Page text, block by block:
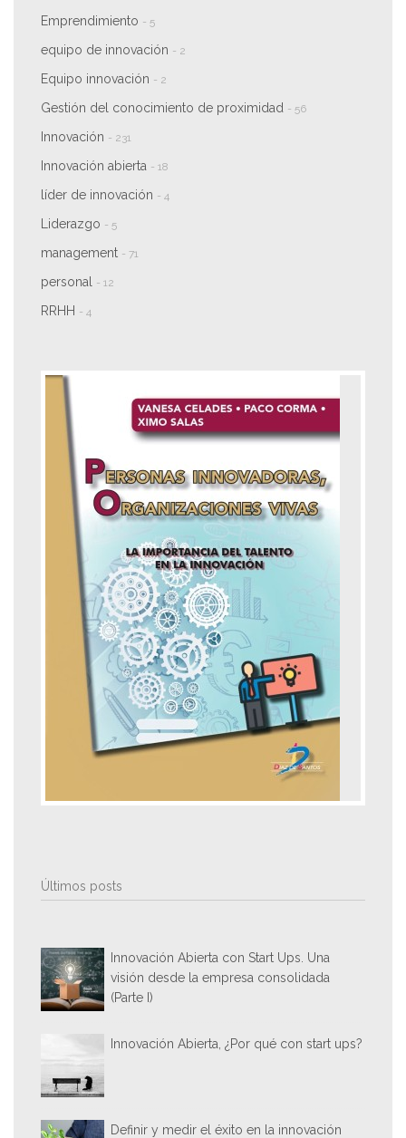
Emprendimiento - 5
equipo de innovación - 2
Equipo innovación - 2
Gestión del conocimiento de proximidad - 56
Innovación - 231
Innovación abierta - 18
líder de innovación - 4
Liderazgo - 5
management - 71
personal - 12
RRHH - 4
Últimos posts
Innovación Abierta con Start Ups. Una
visión desde la empresa consolidada
(Parte I)
Innovación Abierta, ¿Por qué con start ups?
Definir y medir el éxito en la innovación